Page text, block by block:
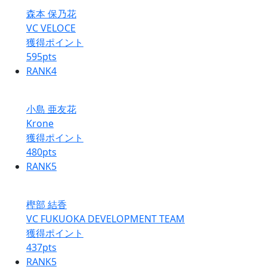
森本 保乃花
VC VELOCE
獲得ポイント
595pts
RANK4
小島 亜友花
Krone
獲得ポイント
480pts
RANK5
樫部 結香
VC FUKUOKA DEVELOPMENT TEAM
獲得ポイント
437pts
RANK5